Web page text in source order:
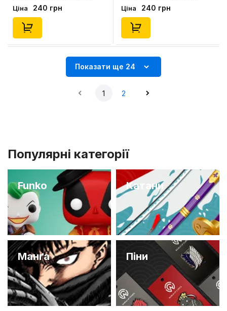
Ціна 240 грн Ціна 240 грн
Показати ще 24
1 2
Популярні категорії
Funko Катани
Манґа Піни